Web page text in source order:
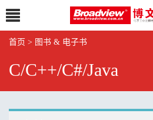
首页 > 图书 & 电子书
C/C++/C#/Java